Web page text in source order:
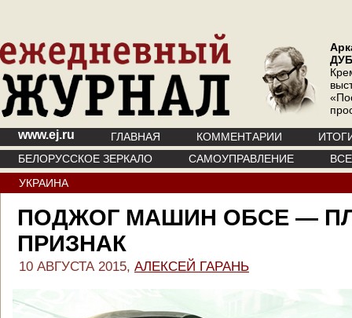
www.ej.ru ГЛАВНАЯ КОММЕНТАРИИ
БЕЛОРУССКОЕ ЗЕРКАЛО
САМОУПРАВЛЕНИЕ
УКРАИНА
ПОДЖОГ МАШИН ОБСЕ —
ПРИЗНАК
10 АВГУСТА 2015, АЛЕКСЕЙ ГАРАНЬ